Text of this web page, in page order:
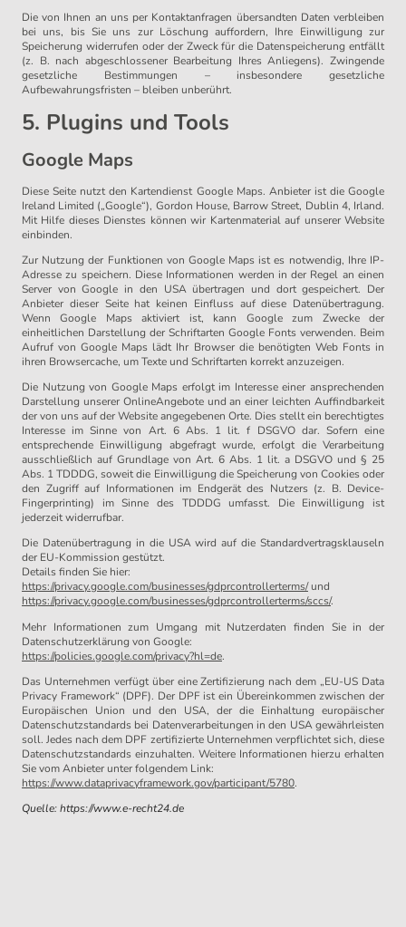
Die von Ihnen an uns per Kontaktanfragen übersandten Daten verbleiben
bei uns, bis Sie uns zur Löschung auffordern, Ihre Einwilligung zur
Speicherung widerrufen oder der Zweck für die Datenspeicherung entfällt
(z. B. nach abgeschlossener Bearbeitung Ihres Anliegens). Zwingende
gesetzliche Bestimmungen – insbesondere gesetzliche
Aufbewahrungsfristen – bleiben unberührt.
5. Plugins und Tools
Google Maps
Diese Seite nutzt den Kartendienst Google Maps. Anbieter ist die Google
Ireland Limited („Google“), Gordon House, Barrow Street, Dublin 4, Irland.
Mit Hilfe dieses Dienstes können wir Kartenmaterial auf unserer Website
einbinden.
Zur Nutzung der Funktionen von Google Maps ist es notwendig, Ihre IP-
Adresse zu speichern. Diese Informationen werden in der Regel an einen
Server von Google in den USA übertragen und dort gespeichert. Der
Anbieter dieser Seite hat keinen Einfluss auf diese Datenübertragung.
Wenn Google Maps aktiviert ist, kann Google zum Zwecke der
einheitlichen Darstellung der Schriftarten Google Fonts verwenden. Beim
Aufruf von Google Maps lädt Ihr Browser die benötigten Web Fonts in
ihren Browsercache, um Texte und Schriftarten korrekt anzuzeigen.
Die Nutzung von Google Maps erfolgt im Interesse einer ansprechenden
Darstellung unserer OnlineAngebote und an einer leichten Auffindbarkeit
der von uns auf der Website angegebenen Orte. Dies stellt ein berechtigtes
Interesse im Sinne von Art. 6 Abs. 1 lit. f DSGVO dar. Sofern eine
entsprechende Einwilligung abgefragt wurde, erfolgt die Verarbeitung
ausschließlich auf Grundlage von Art. 6 Abs. 1 lit. a DSGVO und § 25
Abs. 1 TDDDG, soweit die Einwilligung die Speicherung von Cookies oder
den Zugriff auf Informationen im Endgerät des Nutzers (z. B. Device-
Fingerprinting) im Sinne des TDDDG umfasst. Die Einwilligung ist
jederzeit widerrufbar.
Die Datenübertragung in die USA wird auf die Standardvertragsklauseln
der EU-Kommission gestützt.
Details finden Sie hier:
https://privacy.google.com/businesses/gdprcontrollerterms/und
https://privacy.google.com/businesses/gdprcontrollerterms/sccs/.
Mehr Informationen zum Umgang mit Nutzerdaten finden Sie in der
Datenschutzerklärung von Google:
https://policies.google.com/privacy?hl=de.
Das Unternehmen verfügt über eine Zertifizierung nach dem „EU-US Data
Privacy Framework“ (DPF). Der DPF ist ein Übereinkommen zwischen der
Europäischen Union und den USA, der die Einhaltung europäischer
Datenschutzstandards bei Datenverarbeitungen in den USA gewährleisten
soll. Jedes nach dem DPF zertifizierte Unternehmen verpflichtet sich, diese
Datenschutzstandards einzuhalten. Weitere Informationen hierzu erhalten
Sie vom Anbieter unter folgendem Link:
https://www.dataprivacyframework.gov/participant/5780.
Quelle: https://www.e-recht24.de